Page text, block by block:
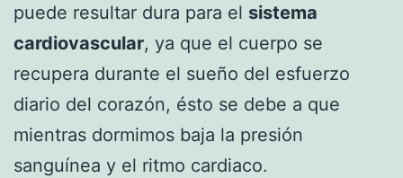
puede resultar dura para el sistema
cardiovascular, ya que el cuerpo se
recupera durante el sueño del esfuerzo
diario del corazón, ésto se debe a que
mientras dormimos baja la presión
sanguínea y el ritmo cardiaco.